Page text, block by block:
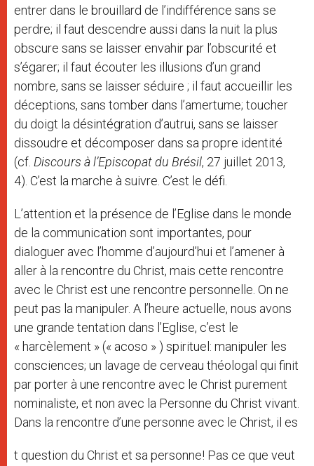
entrer dans le brouillard de l’indifférence sans se
perdre; il faut descendre aussi dans la nuit la plus
obscure sans se laisser envahir par l’obscurité et
s’égarer; il faut écouter les illusions d’un grand
nombre, sans se laisser séduire ; il faut accueillir les
déceptions, sans tomber dans l’amertume; toucher
du doigt la désintégration d’autrui, sans se laisser
dissoudre et décomposer dans sa propre identité
(cf. Discours à l’Episcopat du Brésil, 27 juillet 2013,
4). C’est la marche à suivre. C’est le défi.
L’attention et la présence de l’Eglise dans le monde
de la communication sont importantes, pour
dialoguer avec l’homme d’aujourd’hui et l’amener à
aller à la rencontre du Christ, mais cette rencontre
avec le Christ est une rencontre personnelle. On ne
peut pas la manipuler. A l’heure actuelle, nous avons
une grande tentation dans l’Eglise, c’est le
« harcèlement » (« acoso » ) spirituel: manipuler les
consciences; un lavage de cerveau théologal qui finit
par porter à une rencontre avec le Christ purement
nominaliste, et non avec la Personne du Christ vivant.
Dans la rencontre d’une personne avec le Christ, il es
t question du Christ et sa personne! Pas ce que veut